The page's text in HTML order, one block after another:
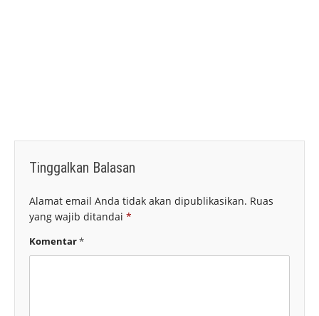
Tinggalkan Balasan
Alamat email Anda tidak akan dipublikasikan. Ruas
yang wajib ditandai *
Komentar*